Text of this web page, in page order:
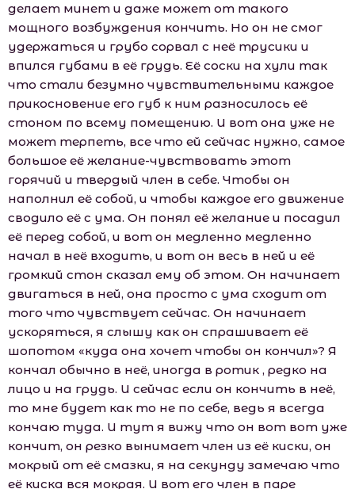
делает минет и даже может от такого
мощного возбуждения кончить. Но он не смог
удержаться и грубо сорвал с неё трусики и
впился губами в её грудь. Её соски на хули так
что стали безумно чувствительными каждое
прикосновение его губ к ним разносилось её
стоном по всему помещению. И вот она уже не
может терпеть, все что ей сейчас нужно, самое
большое её желание-чувствовать этот
горячий и твердый член в себе. Чтобы он
наполнил её собой, и чтобы каждое его движение
сводило её с ума. Он понял её желание и посадил
её перед собой, и вот он медленно медленно
начал в неё входить, и вот он весь в ней и её
громкий стон сказал ему об этом. Он начинает
двигаться в ней, она просто с ума сходит от
того что чувствует сейчас. Он начинает
ускоряться, я слышу как он спрашивает её
шопотом «куда она хочет чтобы он кончил»? Я
кончал обычно в неё, иногда в ротик , редко на
лицо и на грудь. И сейчас если он кончить в неё,
то мне будет как то не по себе, ведь я всегда
кончаю туда. И тут я вижу что он вот вот уже
кончит, он резко вынимает член из её киски, он
мокрый от её смазки, я на секунду замечаю что
её киска вся мокрая. И вот его член в паре